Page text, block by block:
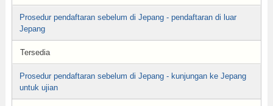
Prosedur pendaftaran sebelum di Jepang - pendaftaran di luar
Jepang
Tersedia
Prosedur pendaftaran sebelum di Jepang - kunjungan ke Jepang
untuk ujian